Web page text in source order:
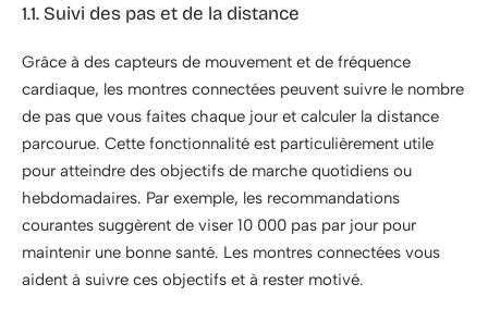
1.1. Suivi des pas et de la distance
Grâce à des capteurs de mouvement et de fréquence
cardiaque, les montres connectées peuvent suivre le nombre
de pas que vous faites chaque jour et calculer la distance
parcourue. Cette fonctionnalité est particulièrement utile
pour atteindre des objectifs de marche quotidiens ou
hebdomadaires. Par exemple, les recommandations
courantes suggèrent de viser 10 000 pas par jour pour
maintenir une bonne santé. Les montres connectées vous
aident à suivre ces objectifs et à rester motivé.